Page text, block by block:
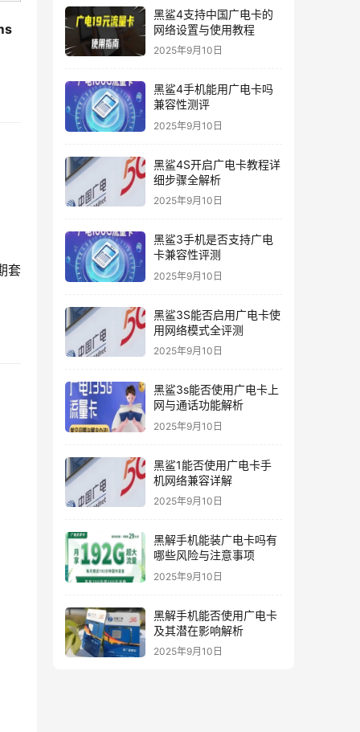
套
黑鲨4支持中国广电卡的
网络设置与使用教程
2025年9月10日
黑鲨4手机能用广电卡吗
兼容性测评
2025年9月10日
黑鲨4S开启广电卡教程详
细步骤全解析
2025年9月10日
黑鲨3手机是否支持广电
卡兼容性评测
2025年9月10日
黑鲨3S能否启用广电卡使
用网络模式全评测
2025年9月10日
黑鲨3s能否使用广电卡上
网与通话功能解析
2025年9月10日
黑鲨1能否使用广电卡手
机网络兼容详解
2025年9月10日
黑解手机能装广电卡吗有
哪些风险与注意事项
2025年9月10日
黑解手机能否使用广电卡
及其潜在影响解析
2025年9月10日